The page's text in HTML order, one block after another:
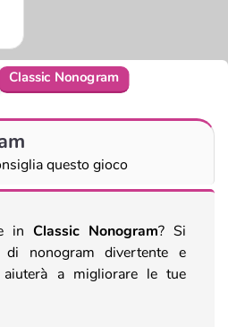
Classic Nonogram
questo gioco
in Classic Nonogram? Si
nonogram divertente e
a migliorare le tue